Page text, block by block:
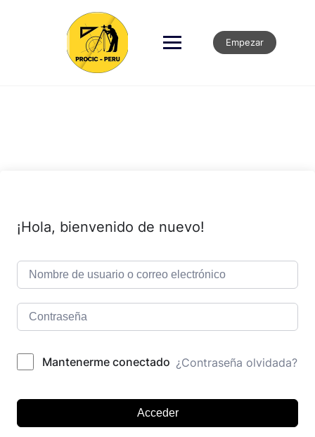
Empezar
¡Hola, bienvenido de nuevo!
Mantenerme conectado ¿Contraseña olvidada?
Acceder